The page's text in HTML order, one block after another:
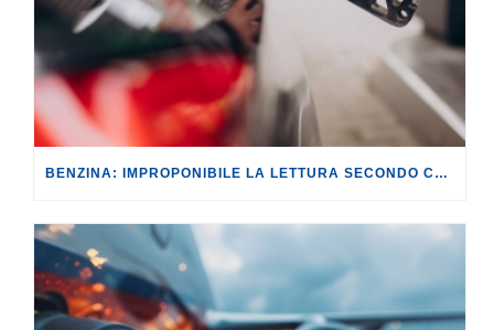
BENZINA: IMPROPONIBILE LA LETTURA SECONDO CUI PROROGARE IL TAGLIO DELLE ACCISE SIGNIFICA TASSARE TUTTI I CITTADINI.